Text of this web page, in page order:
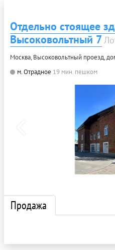
Отдельно стоящее
Высоковольтный 7
Москва, Высоковольтный проезд,
м. Отрадное 19 мин. пешком
Продажа